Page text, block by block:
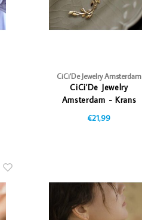
CiCi'De Jewelry Amsterdam
CiCi'De Jewelry
Amsterdam - Krans
Oorbellen
€21,99